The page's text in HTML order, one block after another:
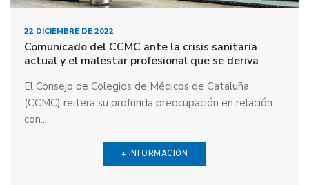
22 DICIEMBRE DE 2022
Comunicado del CCMC ante la crisis sanitaria
actual y el malestar profesional que se deriva
El Consejo de Colegios de Médicos de Cataluña
(CCMC) reitera su profunda preocupación en relación
con...
+ INFORMACIÓN